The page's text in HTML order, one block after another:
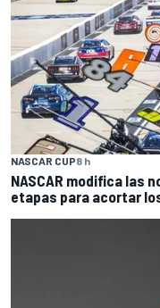
NASCAR CUP8 h
NASCAR modifica las
etapas para acortar